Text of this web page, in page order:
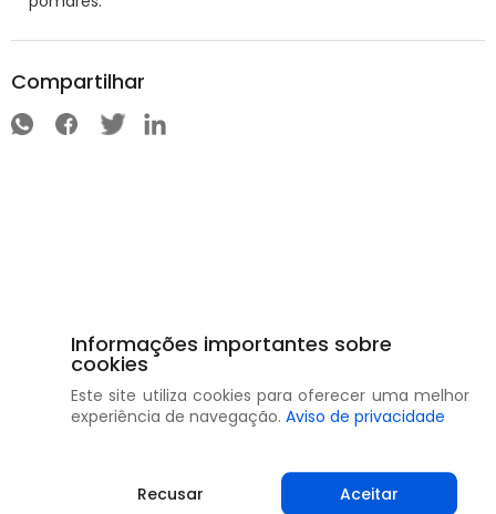
Compartilhar
Informações importantes sobre
cookies
Este site utiliza cookies para oferecer uma melhor
experiência de navegação. Aviso de privacidade
Recusar Aceitar